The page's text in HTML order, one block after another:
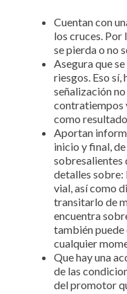
Cuentan con
los cruces. Por
se pierda o no
Asegura que
riesgos. Eso sí,
señalización
contratiempos
como
Aportan
inicio y final,
sobresalientes
detalles sobre:
vial, así como
transitarlo de
encuentra
también puede
cualquier
Que hay una
de las
del promotor